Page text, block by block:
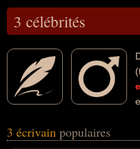
3 célébrités
masculin) peuvent avoir des
3 écrivain populaires